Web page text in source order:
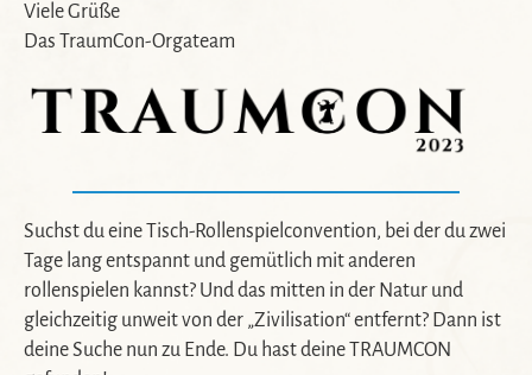
Viele Grüße
Das TraumCon-Orgateam
Suchst du eine Tisch-Rollenspielconvention, bei der du zwei
Tage lang entspannt und gemütlich mit anderen
rollenspielen kannst? Und das mitten in der Natur und
gleichzeitig unweit von der „Zivilisation“ entfernt? Dann ist
deine Suche nun zu Ende. Du hast deine TRAUMCON